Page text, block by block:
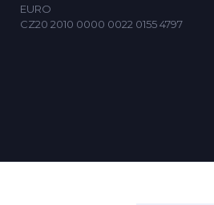
EURO
CZ20 2010 0000 0022 0155 4797